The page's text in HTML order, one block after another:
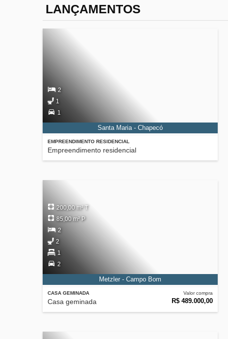
LANÇAMENTOS
EMPREENDIMENTO RESIDENCIAL
Empreendimento residencial
2
1
1
Santa Maria - Chapecó
CASA GEMINADA
Casa geminada
Valor compra
R$ 489.000,00
200,00 m² T
85,00 m² P
2
2
1
2
Metzler - Campo Bom